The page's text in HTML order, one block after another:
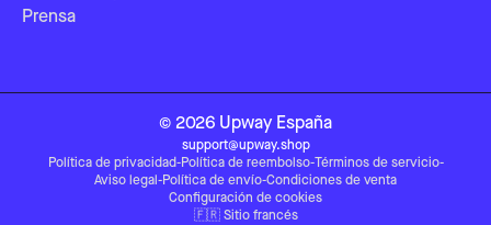
Prensa
© 2026 Upway España
support@upway.shop
Política de privacidad-Política de reembolso-Términos de servicio-
Aviso legal -Política de envío-Condiciones de venta
Configuración de cookies
🇫🇷 Sitio francés